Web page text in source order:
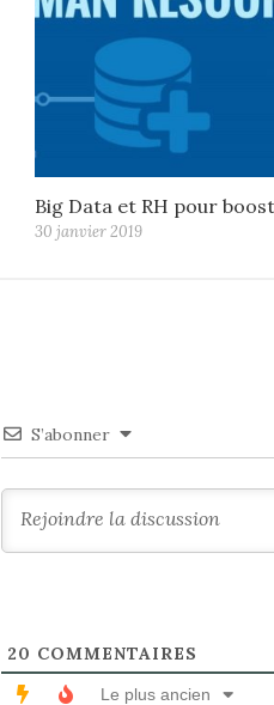
Big Data et RH pour
30 janvier 2019
S’abonner
20 COMMENTAIRES
Le plus ancien